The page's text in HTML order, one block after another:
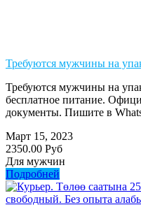
Требуются мужчины на
Требуются мужчины на
бесплатное питание.
документы. Пишите в
Март 15, 2023
2350.00 Руб
Для мужчин
Подробней